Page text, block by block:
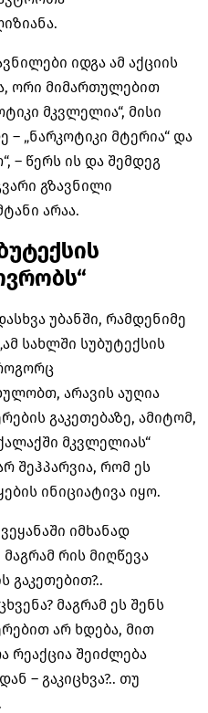
იდგა ამ აქციის
ორი მიმართულებით
მკვლელია“, მისი
„ნარკოტიკი მტერია“ და
– წერს ის და შემდეგ
გზავნილი
არაა.
უბანში, რამდენიმე
სახლში სუბუტექსის
არავის აუღია
გაკეთებაზე, ამიტომ,
მკვლელიას“
შეჰპარვია, რომ ეს
ინიციატივა იყო.
იმხანად
რის მიღწევა
გაკეთებით?..
მაგრამ ეს შენს
არ ხდება, მით
რეაქცია შეიძლება
– გაკიცხვა?.. თუ